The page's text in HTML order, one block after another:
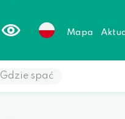
Mapa
Gdzie spać